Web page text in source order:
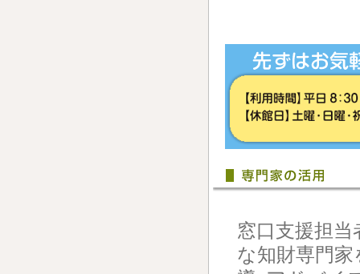
窓口支援担
な知財専門